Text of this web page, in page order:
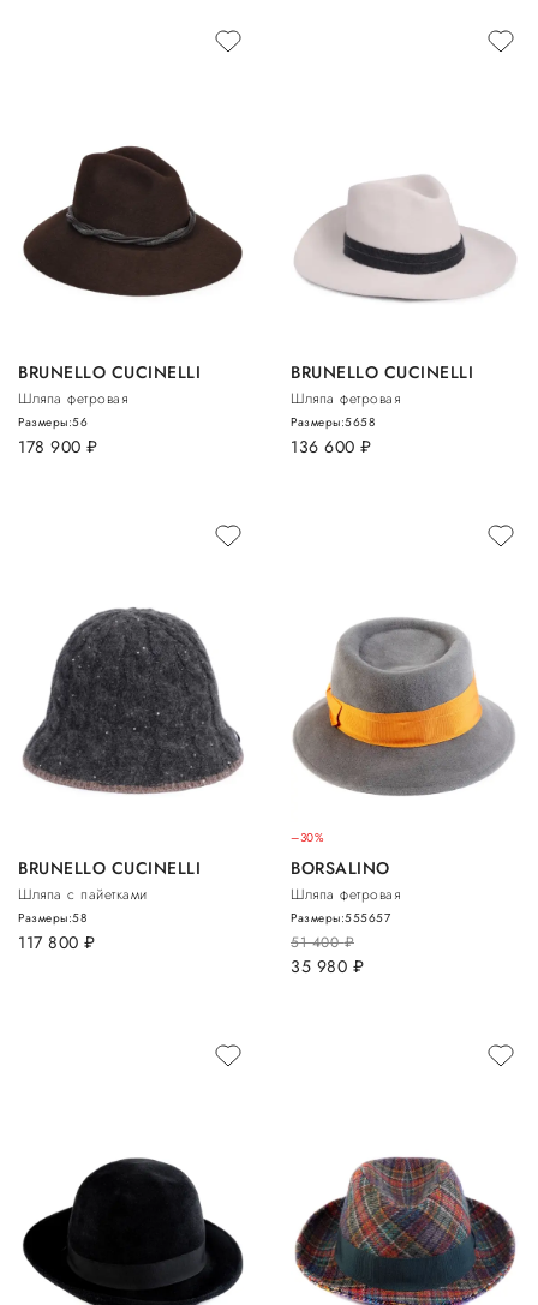
BRUNELLO CUCINELLI
Шляпа фетровая
178 900 руб.
Размеры:56
BRUNELLO CUCINELLI
Шляпа фетровая
136 600 руб.
Размеры:5658
BRUNELLO CUCINELLI
Шляпа с пайетками
117 800 руб.
Размеры:58
–30%
BORSALINO
Шляпа фетровая
51 400руб.
35 980 руб.
Размеры:555657